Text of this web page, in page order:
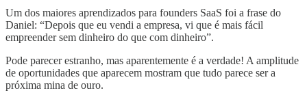
Um dos maiores aprendizados para founders SaaS foi a frase do
Daniel: “Depois que eu vendi a empresa, vi que é mais fácil
empreender sem dinheiro do que com dinheiro”.
Pode parecer estranho, mas aparentemente é a verdade! A amplitude
de oportunidades que aparecem mostram que tudo parece ser a
próxima mina de ouro.